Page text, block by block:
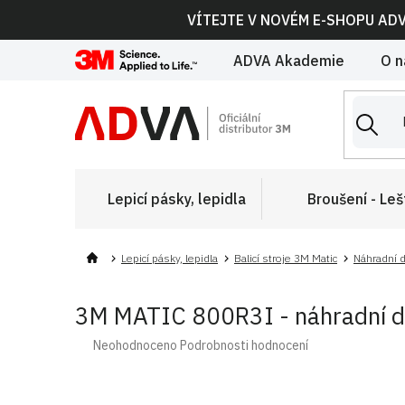
obsah
VÍTEJTE V NOVÉM E-SHOPU
ADVA Akademie O
Lepicí pásky, lepidla Broušení -
Lepicí pásky, lepidla Balicí stroje 3M Matic Náhradní
3M MATIC 800R3I - náhradní
Průměrné
Neohodnoceno Podrobnosti hodnocení